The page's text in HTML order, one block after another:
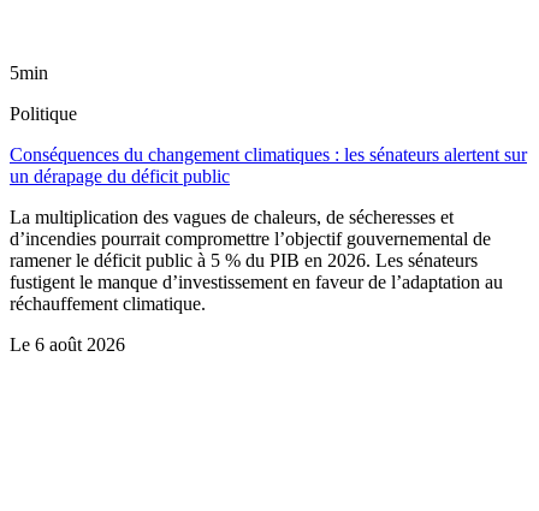
5min
Politique
Conséquences du changement climatiques : les sénateurs alertent sur
un dérapage du déficit public
La multiplication des vagues de chaleurs, de sécheresses et
d’incendies pourrait compromettre l’objectif gouvernemental de
ramener le déficit public à 5 % du PIB en 2026. Les sénateurs
fustigent le manque d’investissement en faveur de l’adaptation au
réchauffement climatique.
Le 6 août 2026